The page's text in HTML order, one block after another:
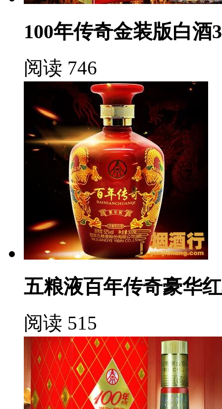
100年传奇金装版白酒
阅读 746
五粮液百年传奇豪华
阅读 515